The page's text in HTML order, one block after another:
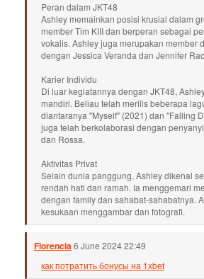
Peran dalam JKT48
Ashley memainkan posisi krusial dalam
member Tim KIII dan berperan sebagai
vokalis. Ashley juga merupakan member
dengan Jessica Veranda dan Jennifer
Karier Individu
Di luar kegiatannya dengan JKT48,
mandiri. Beliau telah merilis beberapa
diantaranya "Myself" (2021) dan "Falling
juga telah berkolaborasi dengan
dan Rossa.
Aktivitas Privat
Selain dunia panggung, Ashley dikenal
rendah hati dan ramah. Ia menggemari
dengan family dan sahabat-sahabatnya.
kesukaan menggambar dan fotografi.
Florencia6 June 2024 22:49
как потратить бонусы на 1xbet